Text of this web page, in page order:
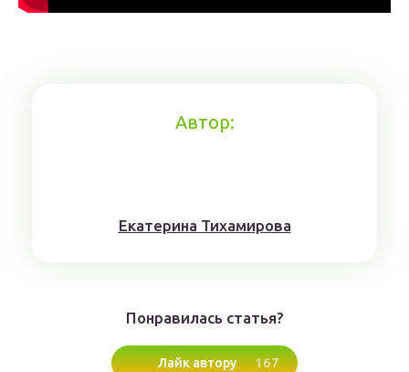
Автор:
Eкaтерина Тихaмировa
Понравилась статья?
Лайк автору 167